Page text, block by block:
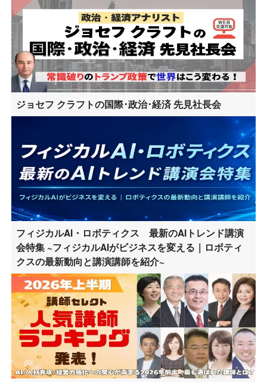
ジョセフ クラフトの国際･政治･経済 先見社長会
フィジカルAI・ロボティクス 最新のAIトレンド講演
会特集 ~フィジカルAIがビジネスを変える｜ロボティ
クスの最新動向と講演講師を紹介~